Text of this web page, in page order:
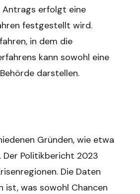
Antrags erfolgt eine
festgestellt wird.
in dem die
kann sowohl eine
darstellen.
Gründen, wie etwa
Der Politikbericht 2023
Die Daten
ist, was sowohl Chancen